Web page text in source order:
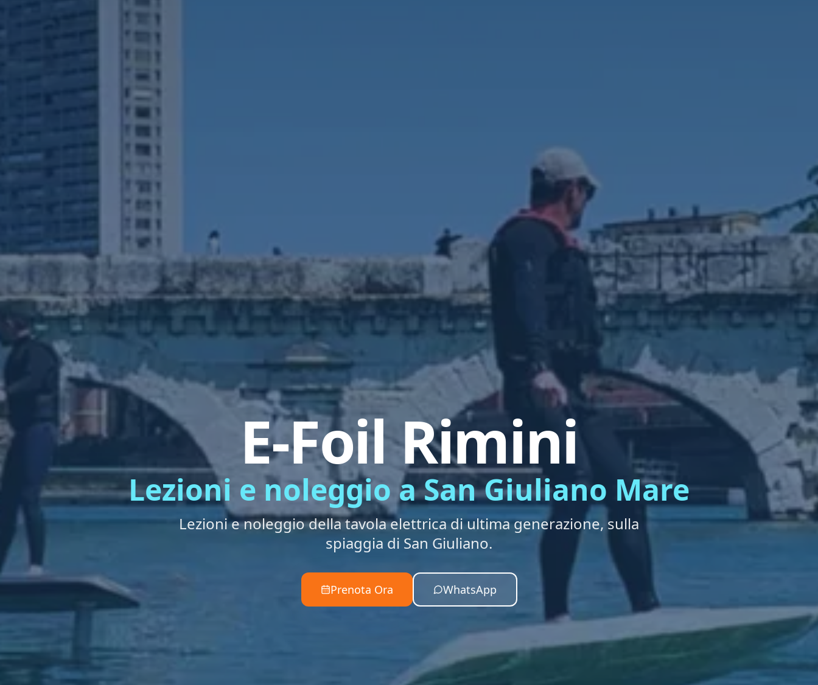
E-Foil Rimini
Lezioni e noleggio a San Giuliano Mare
Lezioni e noleggio della tavola elettrica di ultima generazione, sulla
spiaggia di San Giuliano.
Prenota Ora WhatsApp